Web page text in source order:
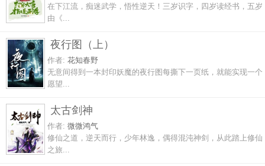
在下江流，痴迷武学，悟性逆天！三岁识字，四岁读经书，五岁
由《...
夜行图（上）
作者: 花知春野
无意间得到一本封印妖魔的夜行图每撕下一页纸，就能实现一个
愿望...
太古剑神
作者: 微微鸿气
修仙之道，逆天而行，少年林逸，偶得混沌神剑，从此踏上修仙
之旅...